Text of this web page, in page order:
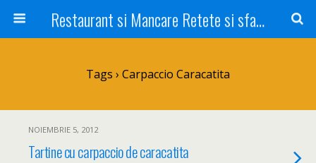
Restaurant si Mancare Retete si sfaturi Picant bun si rapid
Tags › Carpaccio Caracatita
NOIEMBRIE 5, 2012
Tartine cu carpaccio de caracatita